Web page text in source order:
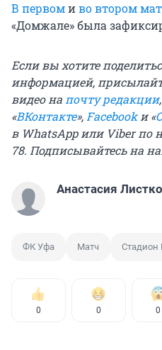
В первомиво втором
«Домжале» была
Если вы хотите
информацией,
видео напочту редакции
«ВКонтакте»,Facebookи «
в WhatsApp или Viber по
78. Подписывайтесь на
Анастасия
ФК Уфа Матч Стадион
0 0 0